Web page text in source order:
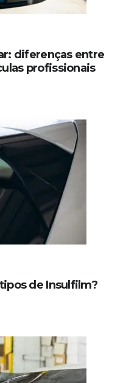
diferenças entre
profissionais
de Insulfilm?